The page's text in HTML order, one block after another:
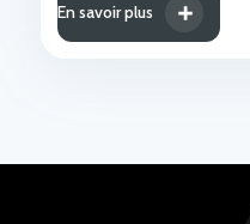
En savoir plus